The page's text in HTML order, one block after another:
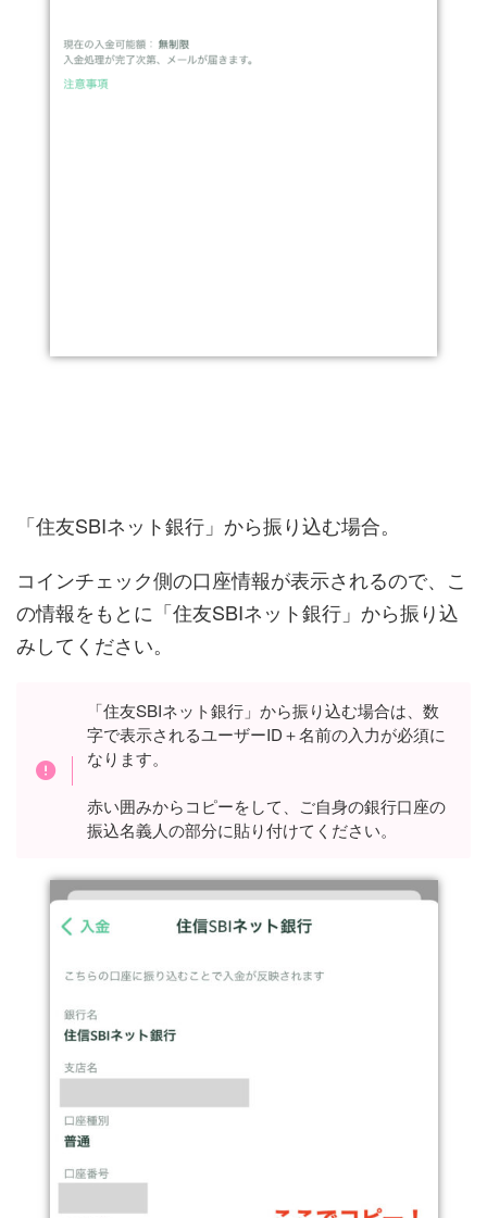
「住友SBIネット銀行」から振り込む場合。
コインチェック側の口座情報が表示されるので、こ
の情報をもとに「住友SBIネット銀行」から振り込
みしてください。
「住友SBIネット銀行」から振り込む場合は、数
字で表示されるユーザーID＋名前の入力が必須に
なります。
赤い囲みからコピーをして、ご自身の銀行口座の
振込名義人の部分に貼り付けてください。